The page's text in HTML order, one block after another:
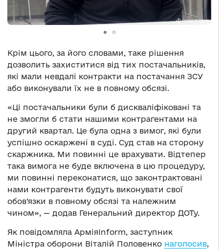
Крім цього, за його словами, таке рішення
дозволить захиститися від тих постачальників,
які мали невдалі контракти на постачання ЗСУ
або виконували їх не в повному обсязі.
«Ці постачальники були б дискваліфіковані та
не змогли б стати нашими контрагентами на
другий квартал. Це була одна з вимог, які були
успішно оскаржені в суді. Суд став на сторону
скаржника. Ми повинні це врахувати. Відтепер
така вимога не буде включена в цю процедуру,
ми повинні переконатися, що законтрактовані
нами контрагенти будуть виконувати свої
обов’язки в повному обсязі та належним
чином», — додав Генеральний директор ДОТу.
Як повідомляла АрміяInform, заступник
Міністра оборони Віталій Половенко наголосив,